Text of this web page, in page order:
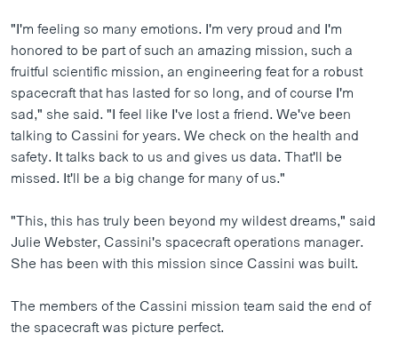
"I'm feeling so many emotions. I'm very proud and I'm
honored to be part of such an amazing mission, such a
fruitful scientific mission, an engineering feat for a robust
spacecraft that has lasted for so long, and of course I'm
sad," she said. "I feel like I've lost a friend. We've been
talking to Cassini for years. We check on the health and
safety. It talks back to us and gives us data. That'll be
missed. It'll be a big change for many of us."
"This, this has truly been beyond my wildest dreams," said
Julie Webster, Cassini's spacecraft operations manager.
She has been with this mission since Cassini was built.
The members of the Cassini mission team said the end of
the spacecraft was picture perfect.